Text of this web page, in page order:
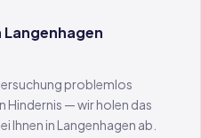
Langenhagen
problemlos
Hindernis — wir holen das
Ihnen in Langenhagen ab.